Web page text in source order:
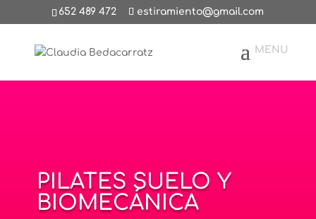
652 489 472 estiramiento@gmail.com
PILATES SUELO Y
BIOMECÁNICA